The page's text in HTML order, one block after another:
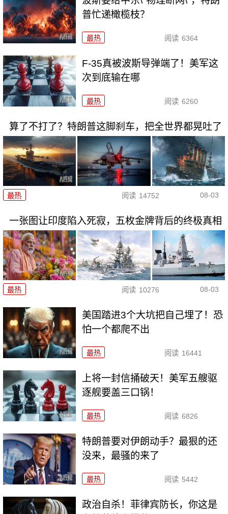
普忙递橄榄枝？
最热 阅读 6364
F-35真被波斯导弹端了！美军这
次到底输在哪
最热 阅读 6260
算了不打了？特朗普这脚刹车，把全世界都晃吐了
最热 阅读 14752 08-03
一张图让印度陷入死寂，五枚金牌背后的终极真相
最热 阅读 10276 08-03
美国踏进3个大坑把自己埋了！恐
怕一个都爬不出
最热 阅读 16441
上将一封信捅破天！美军五艘驱
逐舰要盖三口锅！
最热 阅读 6826
特朗普要对伊朗动手？最狠的还
没来，最骚的来了
最热 阅读 5442
政治自杀！菲律宾防长，你这是